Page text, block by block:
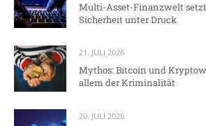
Multi-Asset-Finanzwelt
Sicherheit unter Druck
21. JULI 2026
Mythos: Bitcoin und
allem der Kriminalität
20. JULI 2026